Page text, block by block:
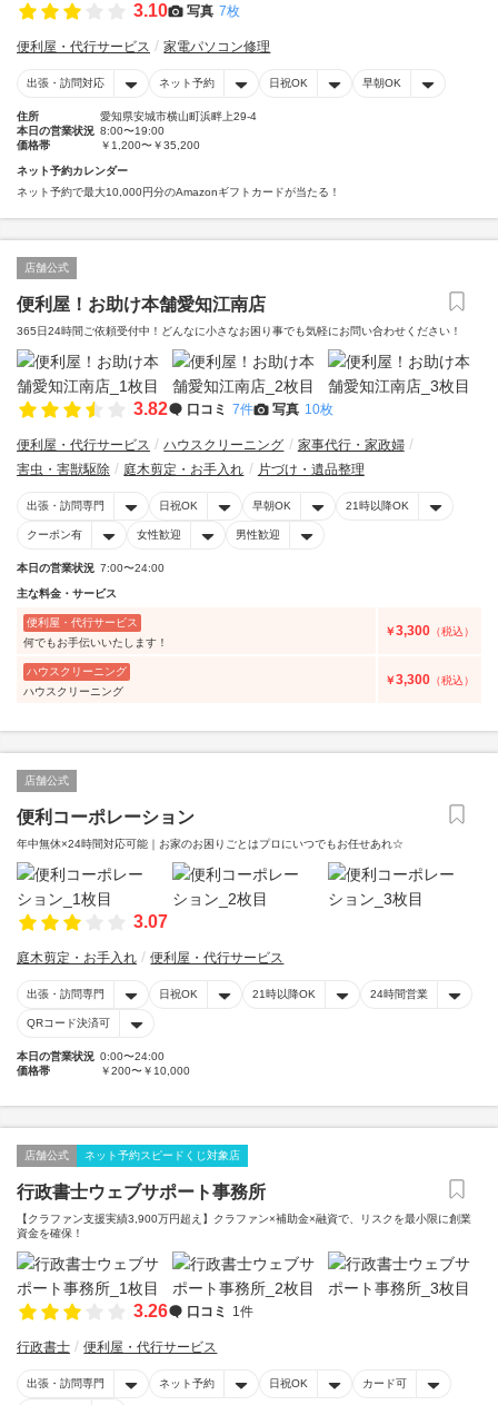
3.10 写真 7枚
便利屋・代行サービス 家電パソコン修理
出張・訪問対応 ネット予約 日祝OK 早朝OK
住所
愛知県安城市横山町浜畔上29-4
本日の営業状況 8:00〜19:00
価格帯
￥1,200〜￥35,200
ネット予約カレンダー
ネット予約で最大10,000円分のAmazonギフトカードが当たる！
店舗公式
便利屋！お助け本舗愛知江南店
365日24時間ご依頼受付中！どんなに小さなお困り事でも気軽にお問い合わせください！
3.82 口コミ 7件 写真 10枚
便利屋・代行サービス ハウスクリーニング
家事代行・家政婦
害虫・害獣駆除
庭木剪定・お手入れ 片づけ・遺品整理
出張・訪問専門 日祝OK 早朝OK 21時以降OK
クーポン有 女性歓迎 男性歓迎
本日の営業状況 7:00〜24:00
主な料金・サービス
便利屋・代行サービス
何でもお手伝いいたします！
￥3,300 （税込）
ハウスクリーニング
ハウスクリーニング
￥3,300 （税込）
店舗公式
便利コーポレーション
年中無休×24時間対応可能｜お家のお困りごとはプロにいつでもお任せあれ☆
3.07
庭木剪定・お手入れ 便利屋・代行サービス
出張・訪問専門 日祝OK 21時以降OK 24時間営業
QRコード決済可
本日の営業状況 0:00〜24:00
価格帯
￥200〜￥10,000
店舗公式 ネット予約スピードくじ対象店
行政書士ウェブサポート事務所
【クラファン支援実績3,900万円超え】クラファン×補助金×融資で、リスクを最小限に創業
資金を確保！
3.26 口コミ 1件
行政書士 便利屋・代行サービス
出張・訪問専門 ネット予約 日祝OK カード可